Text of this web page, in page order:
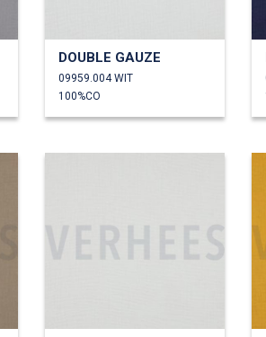
DOUBLE GAUZE
09959.004 WIT
100%CO